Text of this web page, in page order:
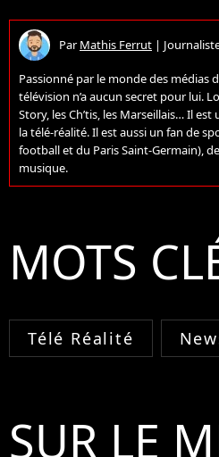
ParMathis Ferrut |
Passionné par le monde des médias
télévision n’a aucun secret pour lui.
Story, les Ch’tis, les Marseillais… Il
la télé-réalité. Il est aussi un fan de
football et du Paris Saint-Germain),
musique.
MOTS
Télé Réalité
SUR LE